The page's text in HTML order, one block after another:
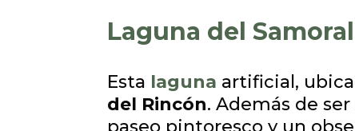
Laguna del Samoral
Esta laguna artificial,
del Rincón. Además de
paseo pintoresco y un